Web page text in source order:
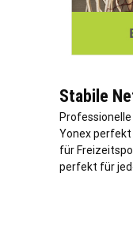
Stabile
Yonex
für
perfekt für